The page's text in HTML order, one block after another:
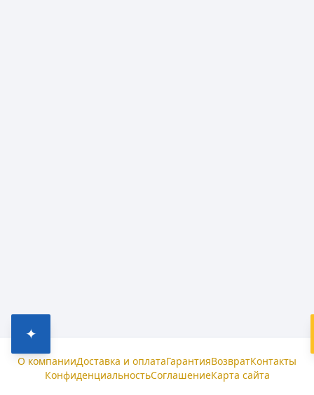
✦
О компанииДоставка и оплатаГарантияВозвратКонтакты
КонфиденциальностьСоглашениеКарта сайта